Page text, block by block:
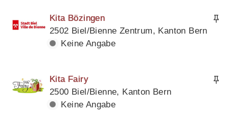
Kita Bözingen
2502 Biel/Bienne Zentrum, Kanton Bern
Keine Angabe
Kita Fairy
2500 Biel/Bienne, Kanton Bern
Keine Angabe